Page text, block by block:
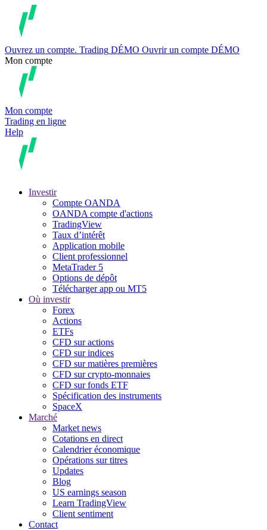
Ouvrez un compte. Trading DÉMO Ouvrir un compte DÉMO
Mon compte
Mon compte
Trading en ligne
Help
Investir
Compte OANDA
OANDA compte d'actions
TradingView
Taux d’intérêt
Application mobile
Client professionnel
MetaTrader 5
Options de dépôt
Télécharger app ou MT5
Où investir
Forex
Actions
ETFs
CFD sur actions
CFD sur indices
CFD sur matières premières
CFD sur crypto-monnaies
CFD sur fonds ETF
Spécification des instruments
SpaceX
Marché
Market news
Cotations en direct
Calendrier économique
Opérations sur titres
Updates
Blog
US earnings season
Learn TradingView
Client sentiment
Contact